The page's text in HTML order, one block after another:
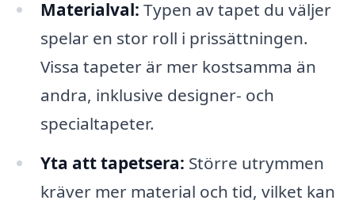
Materialval: Typen av tapet du väljer
spelar en stor roll i prissättningen.
Vissa tapeter är mer kostsamma än
andra, inklusive designer- och
specialtapeter.
Yta att tapetsera: Större utrymmen
kräver mer material och tid, vilket kan